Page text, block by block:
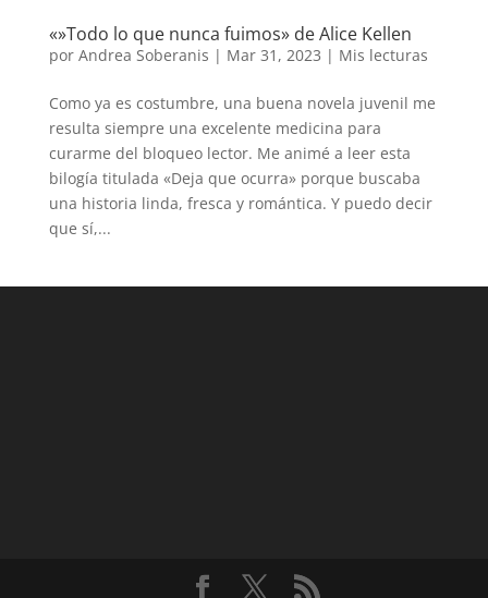
«»Todo lo que nunca fuimos» de Alice Kellen
por Andrea Soberanis | Mar 31, 2023 | Mis lecturas
Como ya es costumbre, una buena novela juvenil me
resulta siempre una excelente medicina para
curarme del bloqueo lector. Me animé a leer esta
bilogía titulada «Deja que ocurra» porque buscaba
una historia linda, fresca y romántica. Y puedo decir
que sí,...